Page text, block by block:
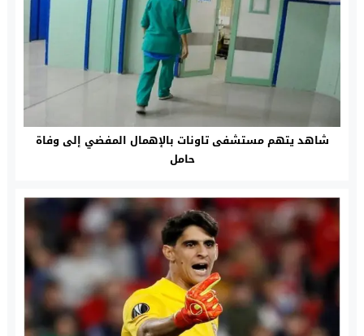
شاهد يتهم مستشفى تاونات بالإهمال المفضي إلى وفاة
حامل